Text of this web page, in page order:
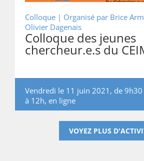
Colloque | Organisé par Brice
Olivier Dagenais
Colloque des jeunes
chercheur.e.s du
Vendredi le 11 juin 2021, de 9h30
à 12h, en ligne
VOYEZ PLUS